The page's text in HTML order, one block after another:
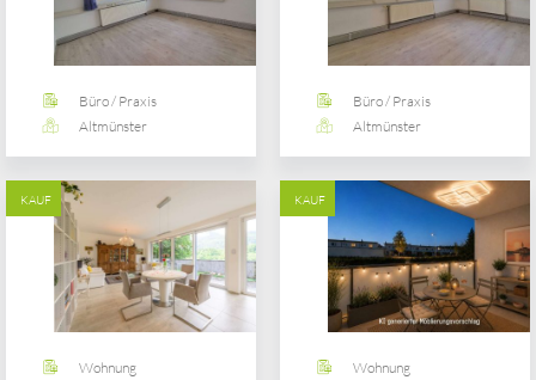
Büro / Praxis
Altmünster
Büro / Praxis
Altmünster
KAUF
Wohnung
KAUF
Wohnung